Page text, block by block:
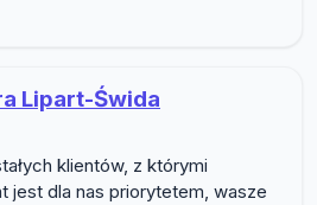
Lipart-Świda
klientów, z którymi
jest dla nas priorytetem, wasze